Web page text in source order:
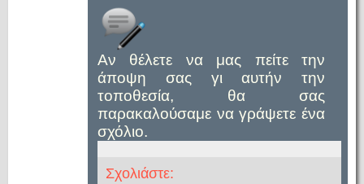
Αν θέλετε να μας πείτε την
άποψη σας γι αυτήν την
τοποθεσία, θα σας
παρακαλούσαμε να γράψετε ένα
σχόλιο.
Σχολιάστε: